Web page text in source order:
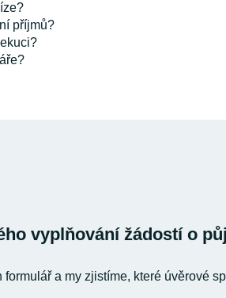
příjmů?
vyplňování žádostí o
a my zjistíme, které úvěrové